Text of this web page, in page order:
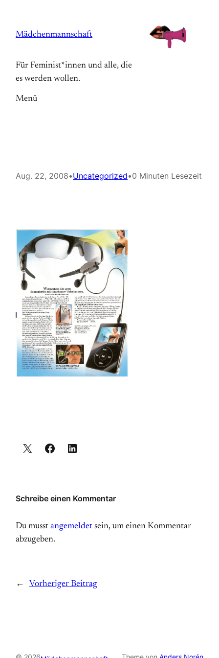
springen
Mädchenmannschaft
Für Feminist*innen und alle, die
es werden wollen.
Menü
Aug. 22, 2008•Uncategorized•0 Minuten Lesezeit
Schreibe einen Kommentar
Du musst angemeldet sein, um einen Kommentar
abzugeben.
← Vorheriger Beitrag